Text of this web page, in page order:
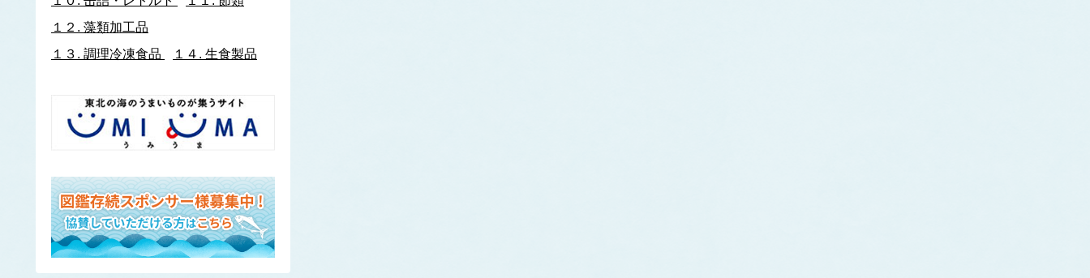
マイワシ
イワナ
ウ
ウキゴリ
ウップルイノリ
うなぎ類
うに類
エゾバフンウニ
キタムラサキウニ
バフンウニ
ムラサキウニ
ウミタケ
うみへび類
１２. 藻類加工品
１３. 調理冷凍食品 １４. 生食製品